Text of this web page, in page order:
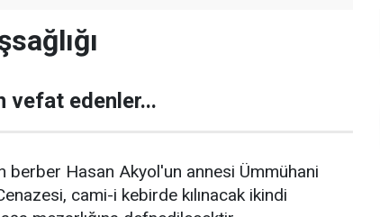
vefat edenler...
berber Hasan Akyol'un annesi Ümmühani
cami-i kebirde kılınacak ikindi